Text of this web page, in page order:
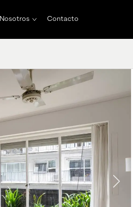
Nosotros Contacto